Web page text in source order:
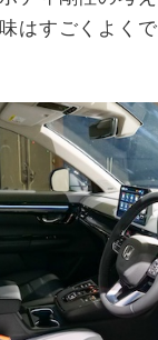
はすごくよく